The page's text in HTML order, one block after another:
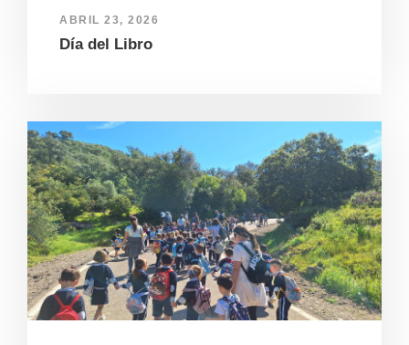
ABRIL 23, 2026
Día del Libro